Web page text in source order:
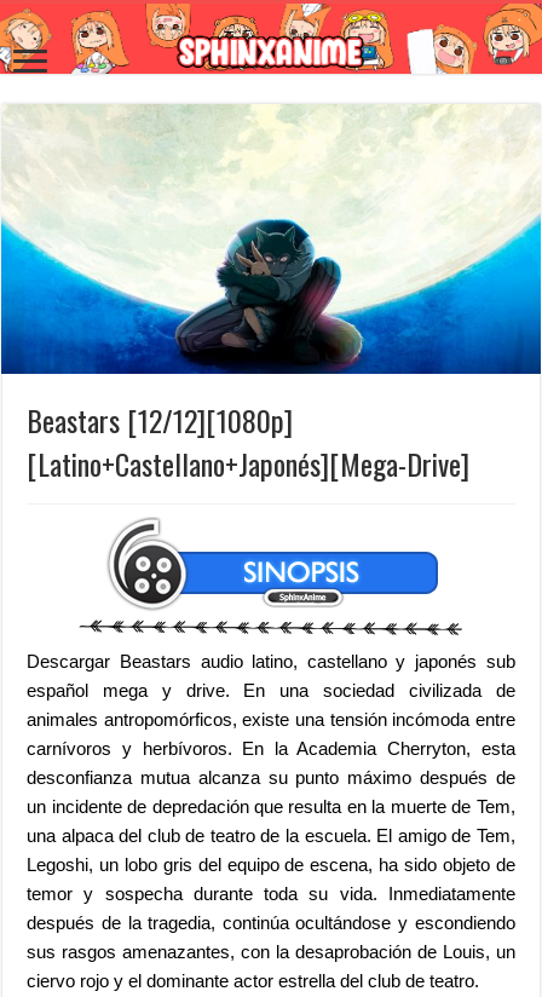
Beastars [12/12][1080p]
[Latino+Castellano+Japonés][Mega-Drive]
Descargar Beastars audio latino, castellano y japonés sub
español mega y drive. En una sociedad civilizada de
animales antropomórficos, existe una tensión incómoda entre
carnívoros y herbívoros. En la Academia Cherryton, esta
desconfianza mutua alcanza su punto máximo después de
un incidente de depredación que resulta en la muerte de Tem,
una alpaca del club de teatro de la escuela. El amigo de Tem,
Legoshi, un lobo gris del equipo de escena, ha sido objeto de
temor y sospecha durante toda su vida. Inmediatamente
después de la tragedia, continúa ocultándose y escondiendo
sus rasgos amenazantes, con la desaprobación de Louis, un
ciervo rojo y el dominante actor estrella del club de teatro.